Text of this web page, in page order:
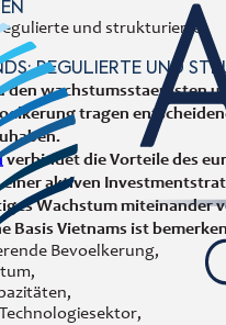
REGULIERTE UND
den wachstumsstaerksten
tragen
verbindet die Vorteile des
aktiven
Wachstum miteinander
Basis Vietnams ist
Bevoelkerung,